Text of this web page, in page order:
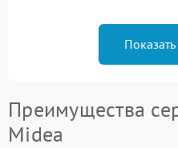
Показать
Преимущества
Midea